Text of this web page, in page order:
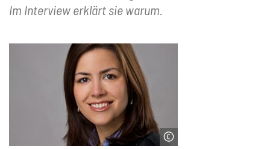
Im Interview erklärt sie warum.